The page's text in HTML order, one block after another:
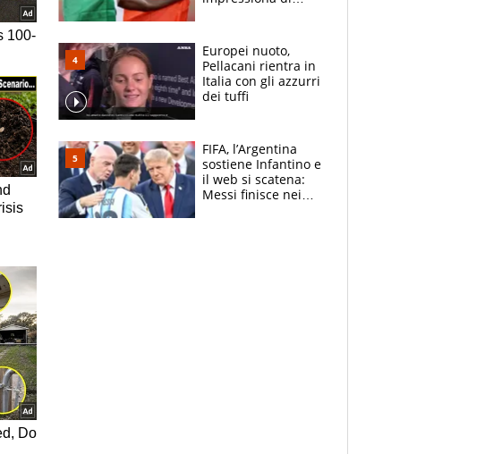
E svela la sorpresa
agli Europei
Europei nuoto,
Pellacani rientra in
Italia con gli azzurri
dei tuffi
FIFA, l’Argentina
sostiene Infantino e
il web si scatena:
Messi finisce nei